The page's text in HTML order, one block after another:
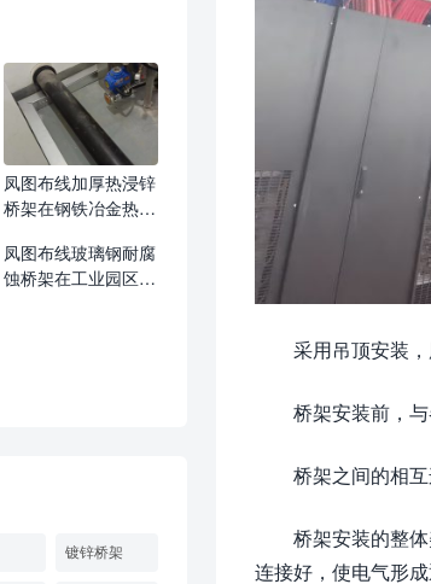
采用吊顶安装
桥架安装前，
桥架之间的相
桥架安装的整
连接好，使电气形成
凤图布线加厚热浸锌
桥架在钢铁冶金热轧
氧化，高温线路年均
故障减少69%
凤图布线玻璃钢耐腐
蚀桥架在工业园区污
镀锌桥架